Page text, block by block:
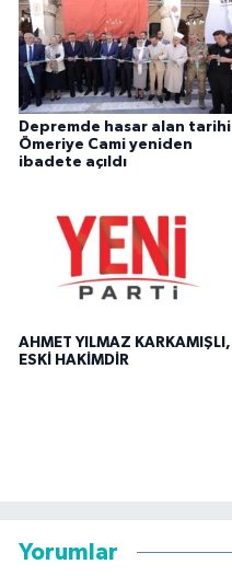
Depremde hasar alan tarihi
Ömeriye Cami yeniden
ibadete açıldı
AHMET YILMAZ KARKAMIŞLI,
ESKİ HAKİMDİR
Yorumlar